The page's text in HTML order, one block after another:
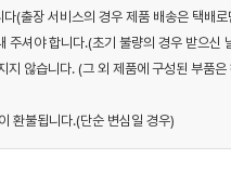
(출장 서비스의 경우 제품 배송은 택배로
셔야 합니다.(초기 불량의 경우 받으신
않습니다. (그 외 제품에 구성된 부품
환불됩니다.(단순 변심일 경우)